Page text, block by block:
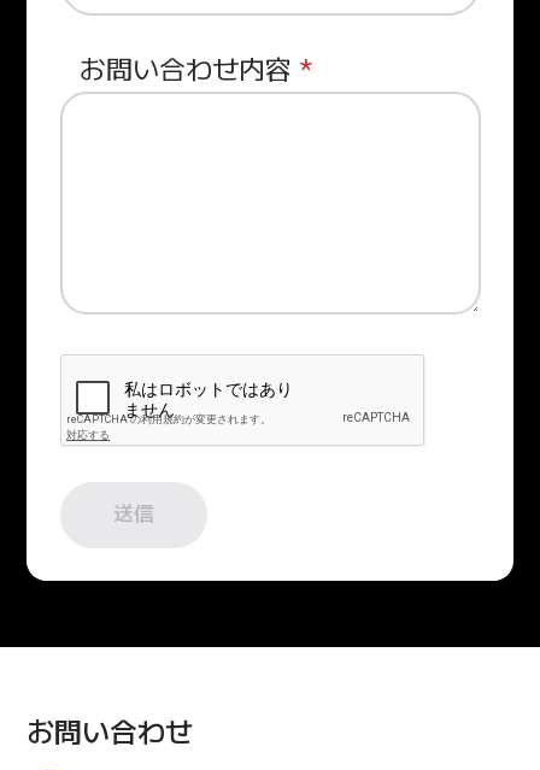
お問い合わせ内容
お問い合わせ